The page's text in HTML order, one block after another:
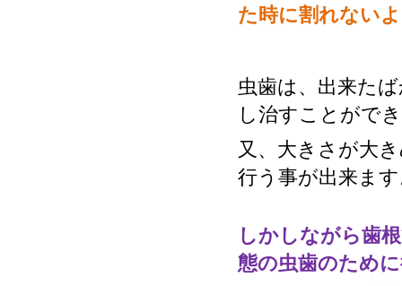
た時に割れない
虫歯は、出来た
し治すことがで
又、大きさが大
行う事が出来ま
しかしながら歯
態の虫歯のため